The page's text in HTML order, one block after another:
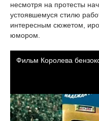
несмотря на протесты
устоявшемуся стилю
интересным сюжетом,
юмором.